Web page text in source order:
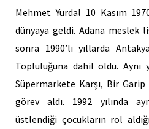
Mehmet Yurdal 10 Kasım 1970
dünyaya geldi. Adana meslek
sonra 1990’lı yıllarda
Topluluğuna dahil oldu. Aynı
Süpermarkete Karşı, Bir
görev aldı. 1992 yılında
üstlendiği çocukların rol